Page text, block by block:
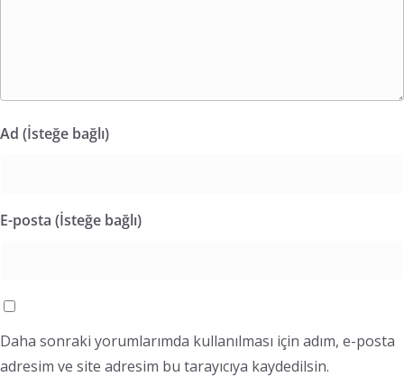
Ad (İsteğe bağlı)
E-posta (İsteğe bağlı)
Daha sonraki yorumlarımda kullanılması için adım, e-posta
adresim ve site adresim bu tarayıcıya kaydedilsin.